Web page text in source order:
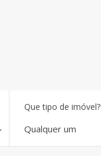
Que tipo de imóvel?
Qualquer um